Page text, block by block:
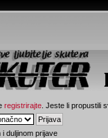
registrirajte . Jeste li propustili
duljinom prijave